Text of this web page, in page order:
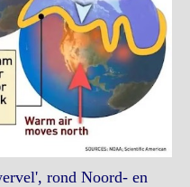
rond Noord- en